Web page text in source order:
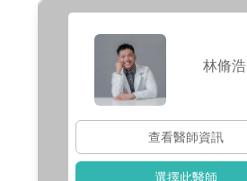
林脩浩
查看醫師資訊
選擇此醫師